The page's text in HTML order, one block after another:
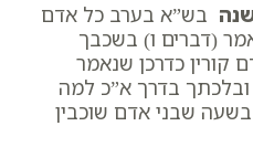
בש”א בערב כל אדם
(דברים ו) בשכבך
קורין כדרכן שנאמר
בדרך א”כ למה
שבני אדם שוכבין